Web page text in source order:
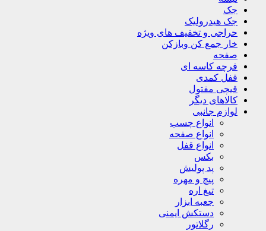
جک
جک هیدرولیک
حراجی و تخفیف های ویژه
خار جمع کن وبازکن
صفحه
فرچه کاسه ای
قفل کمدی
قیچی مفتول
کالاهای دیگر
لوازم جانبی
انواع چسب
انواع صفحه
انواع قفل
بکس
پد پولیش
پیچ و مهره
تیغ اره
جعبه ابزار
دستکش ایمنی
رگلاتور